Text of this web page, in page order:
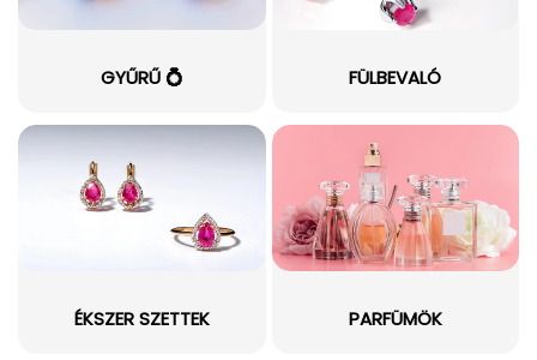
GYŰRŰ 💍 FÜLBEVALÓ
ÉKSZER SZETTEK PARFÜMÖK